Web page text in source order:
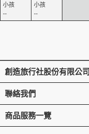
-- --
創造旅行社股份有限公司
聯絡我們
商品服務一覽